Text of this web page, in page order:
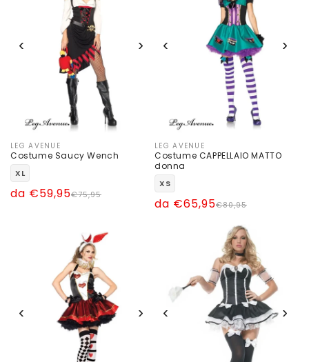
‹ ›
Produttore:
LEG AVENUE
Costume Saucy Wench
XL
Prezzo
€75,95
Prezzo
da €59,95
‹ ›
Produttore:
LEG AVENUE
Costume CAPPELLAIO MATTO
donna
XS
Prezzo
€80,95
Prezzo
da €65,95
‹ › ‹ ›